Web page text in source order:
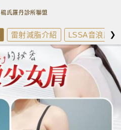
雷射減脂介紹 LSSA音浪脂雕
❯